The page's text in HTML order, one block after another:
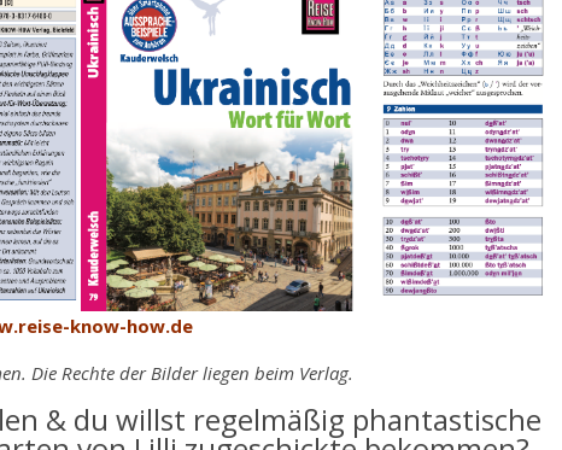
know-how.de
Die Rechte der Bilder liegen beim Verlag.
& du willst regelmäßig phantastische